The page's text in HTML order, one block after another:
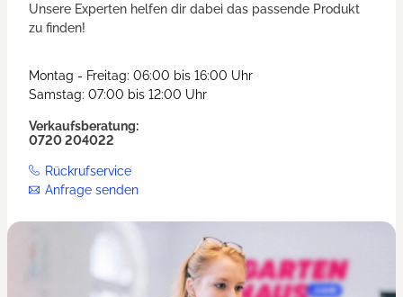
Unsere Experten helfen dir dabei das passende Produkt
zu finden!
Montag - Freitag: 06:00 bis 16:00 Uhr
Samstag: 07:00 bis 12:00 Uhr
Verkaufsberatung:
0720 204022
Rückrufservice
Anfrage senden